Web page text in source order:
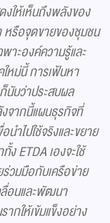
งให้เห็นถึงพลังของ
หรือจุดขายของชุมชน
าะองค์ความรู้และ
หม่นี้ การเฟ้นหา
นับว่าประสบผล
จากนี้แผนธุรกิจที่
ำไปใช้จริงและขยาย
ETDA เองจะใช้
วมมือกับเครือข่าย
ลื่อนและพัฒนา
กให้เข้มแข็งอย่าง